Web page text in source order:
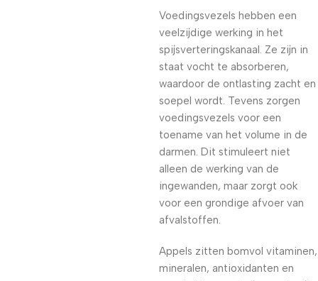
Voedingsvezels hebben een
veelzijdige werking in het
spijsverteringskanaal. Ze zijn in
staat vocht te absorberen,
waardoor de ontlasting zacht en
soepel wordt. Tevens zorgen
voedingsvezels voor een
toename van het volume in de
darmen. Dit stimuleert niet
alleen de werking van de
ingewanden, maar zorgt ook
voor een grondige afvoer van
afvalstoffen.
Appels zitten bomvol vitaminen,
mineralen, antioxidanten en